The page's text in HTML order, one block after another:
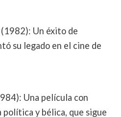
Un éxito de
su legado en el cine de
Una película con
y bélica, que sigue